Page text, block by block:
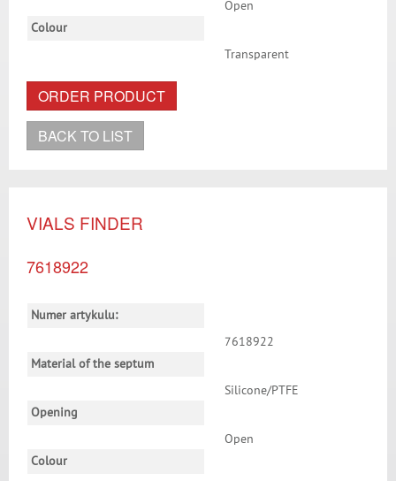
Open
Colour
Transparent
ORDER PRODUCT
BACK TO LIST
VIALS FINDER
7618922
Numer artykulu:
7618922
Material of the septum
Silicone/PTFE
Opening
Open
Colour